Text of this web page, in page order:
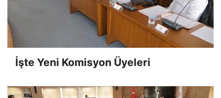
İşte Yeni Komisyon Üyeleri